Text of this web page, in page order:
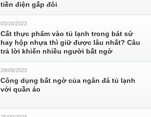
tiền điện gấp đôi
03/10/2023
Cất thực phẩm vào tủ lạnh trong bát sứ
hay hộp nhựa thì giữ được lâu nhất? Câu
trả lời khiến nhiều người bất ngờ
28/09/2023
Công dụng bất ngờ của ngăn đá tủ lạnh
với quần áo